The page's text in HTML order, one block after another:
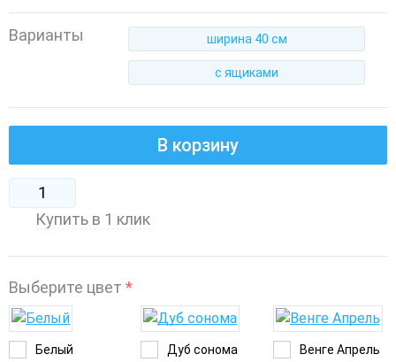
Варианты ширина 40 см
с ящиками
В корзину
Купить в 1 клик
Выберите цвет *
Белый Дуб сонома Венге Апрель